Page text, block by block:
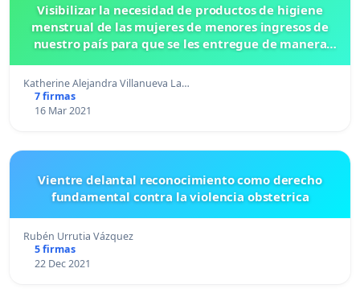
Visibilizar la necesidad de productos de higiene
menstrual de las mujeres de menores ingresos de
nuestro país para que se les entregue de manera
reutilizables
Katherine Alejandra Villanueva La…
7 firmas
16 Mar 2021
Vientre delantal reconocimiento como derecho
fundamental contra la violencia obstetrica
Rubén Urrutia Vázquez
5 firmas
22 Dec 2021